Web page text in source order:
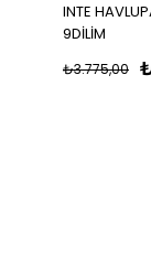
INTE
9DİLİM
₺3.775,00